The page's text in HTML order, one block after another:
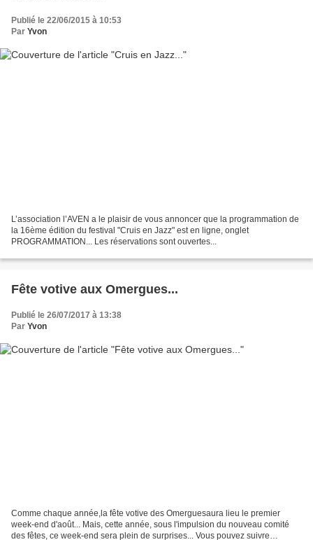
Publié le 22/06/2015 à 10:53
Par Yvon
L’association l’AVEN a le plaisir de vous annoncer que la programmation de
la 16ème édition du festival "Cruis en Jazz" est en ligne, onglet
PROGRAMMATION... Les réservations sont ouvertes...
Fête votive aux Omergues...
Publié le 26/07/2017 à 13:38
Par Yvon
Comme chaque année,la fête votive des Omerguesaura lieu le premier
week-end d'août... Mais, cette année, sous l'impulsion du nouveau comité
des fêtes, ce week-end sera plein de surprises... Vous pouvez suivre